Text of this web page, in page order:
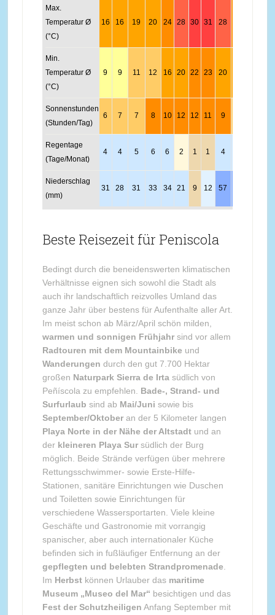
Max.
Temperatur Ø
(°C)
16 16 19 20 24 28 30 31 28
Min.
Temperatur Ø
(°C)
9 9 11 12 16 20 22 23 20
Sonnenstunden
(Stunden/Tag)
6 7 7 8 10 12 12 11 9
Regentage
(Tage/Monat)
4 4 5 6 6 2 1 1 4
Niederschlag
(mm)
31 28 31 33 34 21 9 12 57
Beste Reisezeit für Peniscola
Bedingt durch die beneidenswerten klimatischen
Verhältnisse eignen sich sowohl die Stadt als
auch ihr landschaftlich reizvolles Umland das
ganze Jahr über bestens für Aufenthalte aller Art.
Im meist schon ab März/April schön milden,
warmen und sonnigen Frühjahrsind vor allem
Radtouren mit dem Mountainbike und
Wanderungen durch den gut 7.700 Hektar
großen Naturpark Sierra de Irtasüdlich von
Peñíscola zu empfehlen. Bade-, Strand- und
Surfurlaub sind ab Mai/Juni sowie bis
September/Oktoberan der 5 Kilometer langen
Playa Norte in der Nähe der Altstadtund an
der kleineren Playa Sursüdlich der Burg
möglich. Beide Strände verfügen über mehrere
Rettungsschwimmer- sowie Erste-Hilfe-
Stationen, sanitäre Einrichtungen wie Duschen
und Toiletten sowie Einrichtungen für
verschiedene Wassersportarten. Viele kleine
Geschäfte und Gastronomie mit vorrangig
spanischer, aber auch internationaler Küche
befinden sich in fußläufiger Entfernung an der
gepflegten und belebten Strandpromenade.
Im Herbstkönnen Urlauber das maritime
Museum „Museo del Mar“ besichtigen und das
Fest der Schutzheiligen Anfang September mit